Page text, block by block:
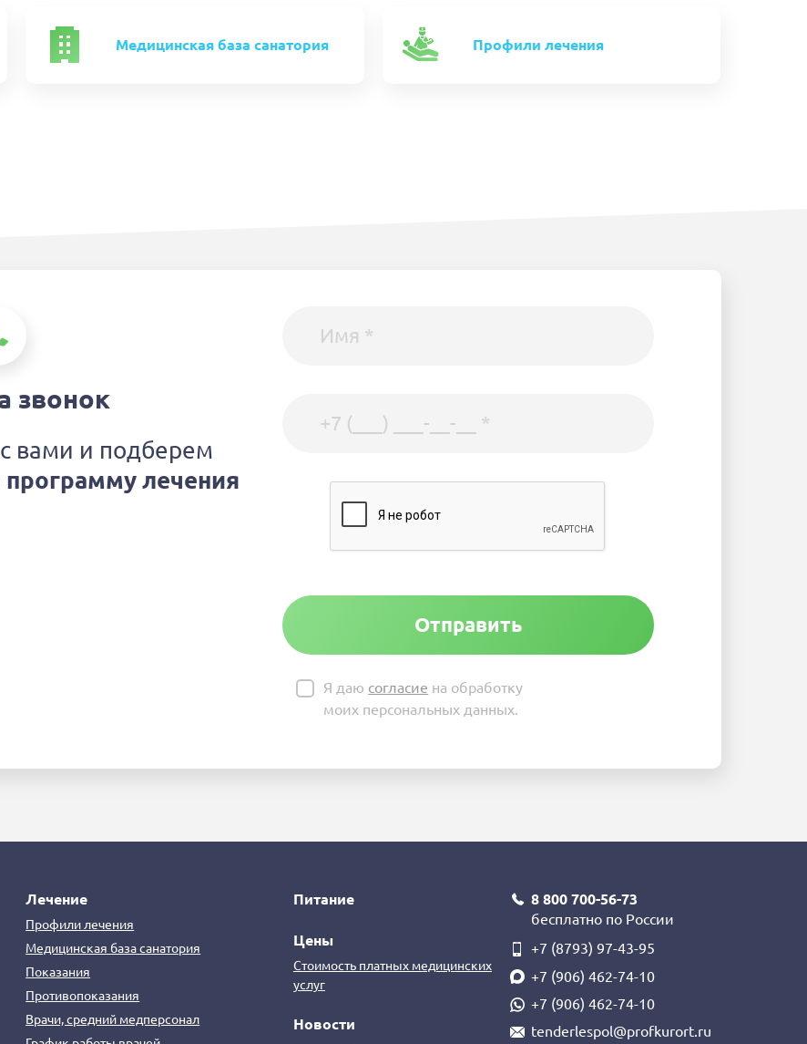
Медицинская база санатория Профили лечения
звонок
вами и подберем
лечения
Отправить
Я даю согласие на обработку
моих персональных данных.
Лечение
Профили лечения
Медицинская база санатория
Показания
Противопоказания
Врачи, средний медперсонал
Питание
Цены
Стоимость платных медицинских
услуг
Новости
8 800 700-56-73
бесплатно по России
+7 (8793) 97-43-95
+7 (906) 462-74-10
+7 (906) 462-74-10
tenderlespol@profkurort.ru